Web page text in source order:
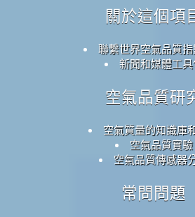
關於這個項
聯繫世界空氣品質
新聞和媒體工
空氣品質研
空氣質量的知識庫
空氣品質實驗
空氣品質傳感器
常問問題